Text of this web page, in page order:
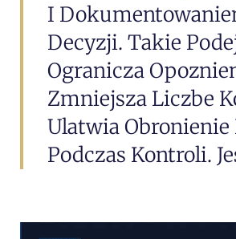
I
Decyzji. Takie
Ogranicza
Zmniejsza Liczbe
Ulatwia Obronienie
Podczas Kontroli.